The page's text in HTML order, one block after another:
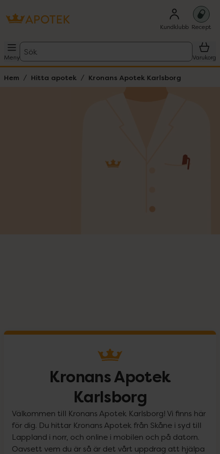
Kundklubb Recept
Meny
Sök
Varukorg
Hem Hitta apotek Kronans Apotek Karlsborg
Kronans Apotek
Karlsborg
Välkommen till Kronans Apotek Karlsborg! Vi finns här
för dig. Du hittar Kronans Apotek från Skåne i syd till
Lappland i norr, och online i mobilen och på datorn.
Oavsett vem du är så är det vårt uppdrag att hjälpa